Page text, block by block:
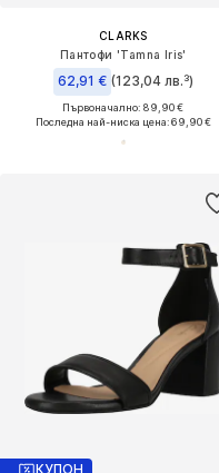
CLARKS
Пантофи 'Tamna Iris'
62,91 € (123,04 лв.³)
Първоначално: 89,90 €
Последна най-ниска цена:69,90 €
КУПОН